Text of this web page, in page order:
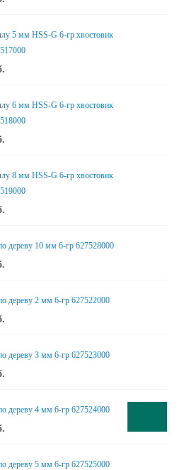
5 мм HSS-G 6-гр хвостовик
6 мм HSS-G 6-гр хвостовик
8 мм HSS-G 6-гр хвостовик
дереву 10 мм 6-гр 627528000
дереву 2 мм 6-гр 627522000
дереву 3 мм 6-гр 627523000
дереву 4 мм 6-гр 627524000
дереву 5 мм 6-гр 627525000